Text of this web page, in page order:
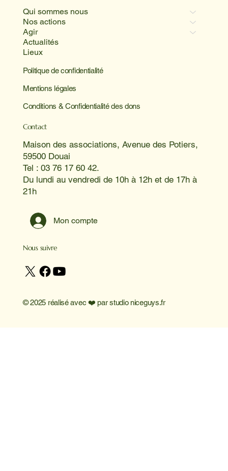
Qui sommes nous
Nos actions
Agir
Actualités
Lieux
Politique de confidentialité
Mentions légales
Conditions & Confidentialité des dons
Contact
Maison des associations, Avenue des Potiers,
59500 Douai
Tel : 03 76 17 60 42.
Du lundi au vendredi de 10h à 12h et de 17h à
21h
Mon compte
Nous suivre
© 2025 réalisé avec ❤️ parstudio niceguys.fr